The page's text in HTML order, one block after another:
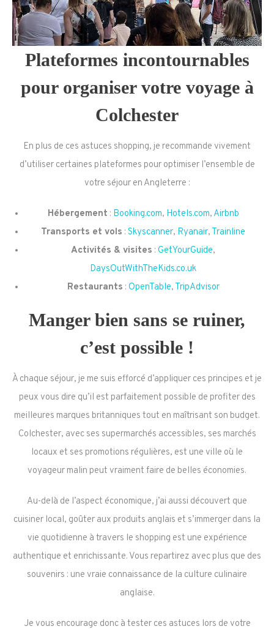
Plateformes incontournables
pour organiser votre voyage à
Colchester
En plus de ces astuces shopping, je recommande vivement
d’utiliser certaines plateformes pour optimiser l’ensemble de
votre séjour en Angleterre :
Hébergement : Booking.com, Hotels.com, Airbnb
Transports et vols : Skyscanner, Ryanair, Trainline
Activités & visites : GetYourGuide,
DaysOutWithTheKids.co.uk
Restaurants : OpenTable, TripAdvisor
Manger bien sans se ruiner,
c’est possible !
À chaque séjour, je me suis efforcé d’appliquer ces principes et je
peux vous dire qu’il est parfaitement possible de profiter des
meilleures marques britanniques tout en maîtrisant son budget.
Colchester, avec ses supermarchés accessibles, ses marchés
locaux et ses promotions régulières, est une ville où le
voyageur malin peut vraiment faire de belles économies.
Au-delà de l’aspect économique, j’ai aussi découvert que
cuisiner local, goûter aux produits anglais et s’immerger dans la
vie quotidienne à travers le shopping est une expérience
authentique et enrichissante. Vous repartirez avec plus que des
souvenirs : une vraie connaissance de la culture culinaire
anglaise.
Je vous encourage donc à tester ces astuces lors de votre